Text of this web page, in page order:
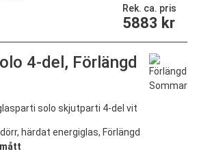
Rek. ca. pris
5883 kr
4-del, Förlängd
härdat energiglas, Förlängd